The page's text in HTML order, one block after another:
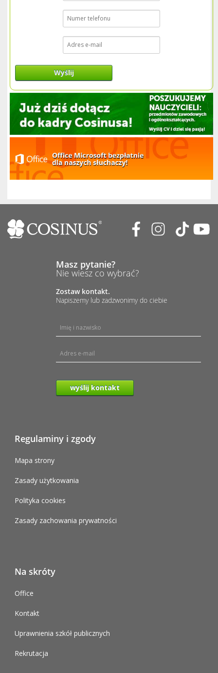
Wyślij
Masz pytanie?
Nie wiesz co wybrać?
Zostaw kontakt.
Napiszemy lub zadzwonimy do ciebie
wyślij kontakt
Regulaminy i zgody
Mapa strony
Zasady użytkowania
Polityka cookies
Zasady zachowania prywatności
Na skróty
Office
Kontakt
Uprawnienia szkół publicznych
Rekrutacja